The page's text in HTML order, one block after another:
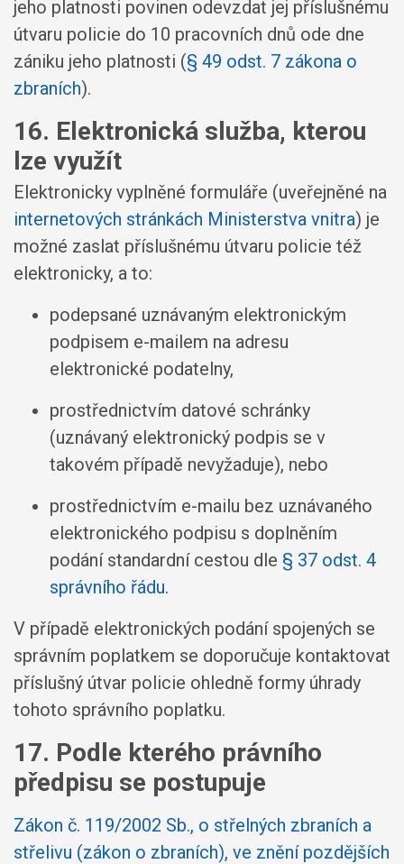
jeho platnosti povinen odevzdat jej příslušnému
útvaru policie do 10 pracovních dnů ode dne
zániku jeho platnosti (§ 49 odst. 7 zákona o
zbraních).
16. Elektronická služba, kterou
lze využít
Elektronicky vyplněné formuláře (uveřejněné na
internetových stránkách Ministerstva vnitra) je
možné zaslat příslušnému útvaru policie též
elektronicky, a to:
podepsané uznávaným elektronickým
podpisem e-mailem na adresu
elektronické podatelny,
prostřednictvím datové schránky
(uznávaný elektronický podpis se v
takovém případě nevyžaduje), nebo
prostřednictvím e-mailu bez uznávaného
elektronického podpisu s doplněním
podání standardní cestou dle § 37 odst. 4
správního řádu.
V případě elektronických podání spojených se
správním poplatkem se doporučuje kontaktovat
příslušný útvar policie ohledně formy úhrady
tohoto správního poplatku.
17. Podle kterého právního
předpisu se postupuje
Zákon č. 119/2002 Sb., o střelných zbraních a
střelivu (zákon o zbraních), ve znění pozdějších